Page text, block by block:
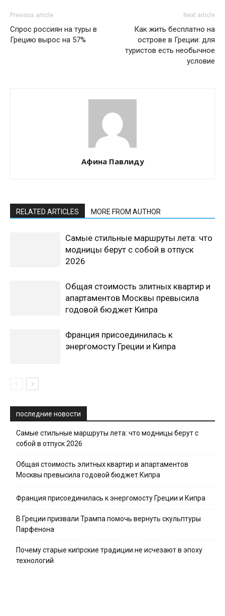
Previous article
Спрос россиян на туры в
Грецию вырос на 57%
Next article
Как жить бесплатно на
острове в Греции: для
туристов есть необычное
условие
Афина Павлиду
RELATED ARTICLES MORE FROM AUTHOR
Самые стильные маршруты лета: что
модницы берут с собой в отпуск
2026
Общая стоимость элитных квартир и
апартаментов Москвы превысила
годовой бюджет Кипра
Франция присоединилась к
энергомосту Греции и Кипра
последние новости
Самые стильные маршруты лета: что модницы берут с
собой в отпуск 2026
Общая стоимость элитных квартир и апартаментов
Москвы превысила годовой бюджет Кипра
Франция присоединилась к энергомосту Греции и Кипра
В Греции призвали Трампа помочь вернуть скульптуры
Парфенона
Почему старые кипрские традиции не исчезают в эпоху
технологий